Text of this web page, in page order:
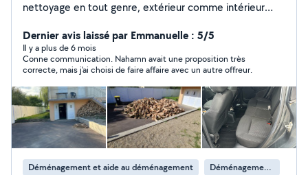
nettoyage en tout genre, extérieur comme intérieur
toitures, etc. Je peux également intervenir comme
manutentionnaire polyvalent Aide au déménagement,
manœuvre, port de charges, et divers, débroussaillage,
peinture. J'aime rendre service et travailler proprement,
que ce soit pour un coup de main ponctuel ou une aide
plus régulière. Je suis également flexible, ponctuel et à
l'écoute, pour m'adapter au mieux à vos contraintes.
N'hésitez pas à me solliciter, je me ferai un plaisir de
vous répondre rapidement.
Dernier avis laissé par Emmanuelle : 5/5
Il y a plus de 6 mois
Conne communication. Nahamn avait une proposition très
correcte, mais j'ai choisi de faire affaire avec un autre offreur.
Déménagement et aide au déménagement Déménagement de maison